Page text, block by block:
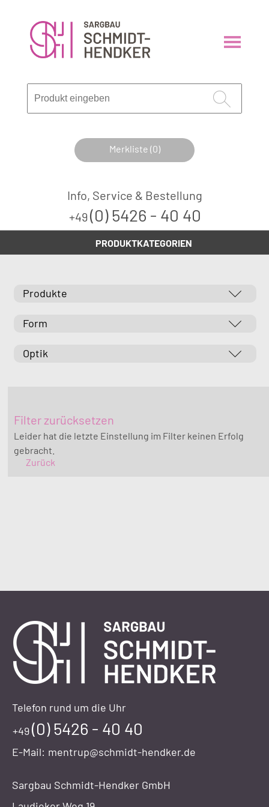
Merkliste (0)
Info, Service & Bestellung
+49 (0) 5426 - 40 40
PRODUKTKATEGORIEN
Produkte
Form
Optik
Filter zurücksetzen
Leider hat die letzte Einstellung im Filter keinen Erfolg
gebracht.
Zurück
Telefon rund um die Uhr
+49(0) 5426 - 40 40
E-Mail: mentrup@schmidt-hendker.de
Sargbau Schmidt-Hendker GmbH